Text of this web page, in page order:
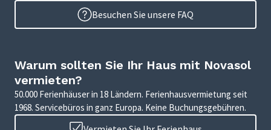
Besuchen Sie unsere FAQ
Warum sollten Sie Ihr Haus mit Novasol
vermieten?
50.000 Ferienhäuser in 18 Ländern. Ferienhausvermietung seit
1968. Servicebüros in ganz Europa. Keine Buchungsgebühren.